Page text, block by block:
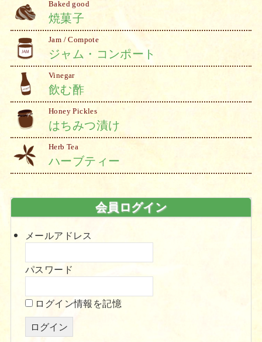
Baked good
焼菓子
Jam / Compote
ジャム・コンポート
Vinegar
飲む酢
Honey Pickles
はちみつ漬け
Herb Tea
ハーブティー
会員ログイン
メールアドレス
パスワード
ログイン情報を記憶